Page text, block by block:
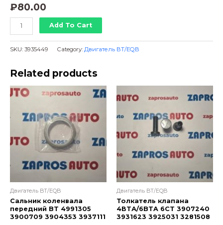
₽80.00
Виброизолятор
клапанной
крышки
EQB
5441191
3930543
3935449
Add To Cart
SKU: 3935449 Category: Двигатель BT/EQB
Related products
Двигатель BT/EQB
Сальник коленвала
передний BT 4991305
3900709 3904353 3937111
Двигатель BT/EQB
Толкатель клапана
4ВТА/6BTA 6CT 3907240
3931623 3925031 3281508